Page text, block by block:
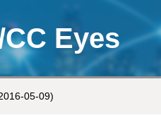
Eyes
05-09)